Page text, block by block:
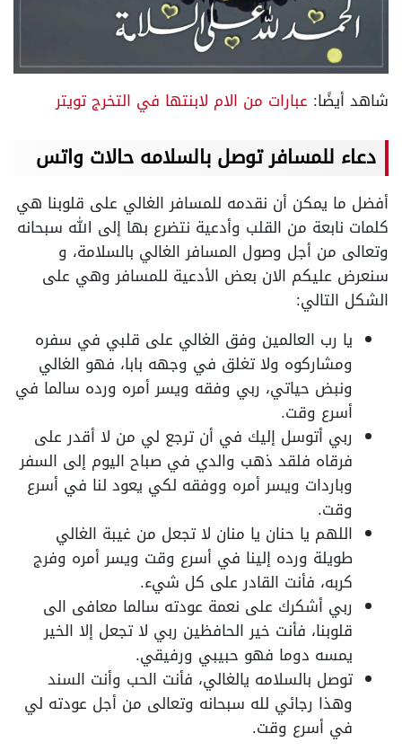
شاهد أيضًا: عبارات من الام لابنتها في التخرج تويتر
دعاء للمسافرتوصل بالسلامه حالات واتس
أفضل ما يمكن أن نقدمه للمسافر الغالي على قلوبنا هي
كلمات نابعة من القلب وأدعية نتضرع بها إلى الله سبحانه
وتعالى من أجل وصول المسافر الغالي بالسلامة، و
سنعرض عليكم الان بعض الأدعية للمسافر وهي على
الشكل التالي:
يا رب العالمين وفق الغالي على قلبي في سفره
ومشاركوه ولا تغلق في وجهه بابا، فهو الغالي
ونبض حياتي، ربي وفقه ويسر أمره ورده سالما في
أسرع وقت.
ربي أتوسل إليك في أن ترجع لي من لا أقدر على
فرقاه فلقد ذهب والدي في صباح اليوم إلى السفر
وباردات ويسر أمره ووفقه لكي يعود لنا في أسرع
وقت.
اللهم يا حنان يا منان لا تجعل من غيبة الغالي
طويلة ورده إلينا في أسرع وقت ويسر أمره وفرج
كربه، فأنت القادر على كل شيء.
ربي أشكرك على نعمة عودته سالما معافى الى
قلوبنا، فأنت خير الحافظين ربي لا تجعل إلا الخير
يمسه دوما فهو حبيبي ورفيقي.
توصل بالسلامه يالغالي، فأنت الحب وأنت السند
وهذا رجائي لله سبحانه وتعالى من أجل عودته لي
في أسرع وقت.